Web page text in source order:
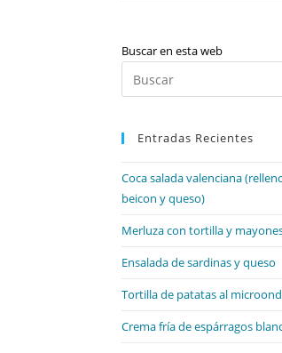
Buscar en esta web
Entradas Recientes
Coca salada valenciana
beicon y queso)
Merluza con tortilla y
Ensalada de sardinas y queso
Tortilla de patatas al
Crema fría de espárragos